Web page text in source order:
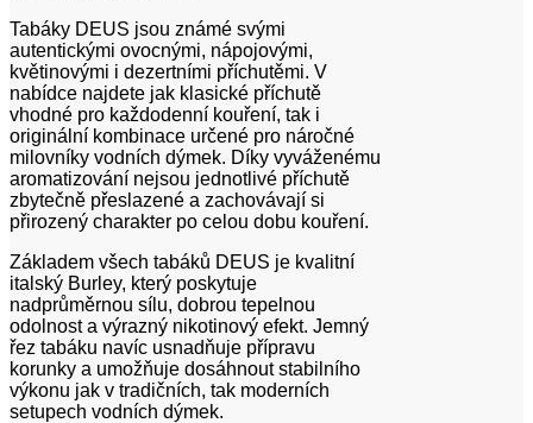
Tabáky DEUS jsou známé svými
autentickými ovocnými, nápojovými,
květinovými i dezertními příchutěmi. V
nabídce najdete jak klasické příchutě
vhodné pro každodenní kouření, tak i
originální kombinace určené pro náročné
milovníky vodních dýmek. Díky vyváženému
aromatizování nejsou jednotlivé příchutě
zbytečně přeslazené a zachovávají si
přirozený charakter po celou dobu kouření.
Základem všech tabáků DEUS je kvalitní
italský Burley, který poskytuje
nadprůměrnou sílu, dobrou tepelnou
odolnost a výrazný nikotinový efekt. Jemný
řez tabáku navíc usnadňuje přípravu
korunky a umožňuje dosáhnout stabilního
výkonu jak v tradičních, tak moderních
setupech vodních dýmek.